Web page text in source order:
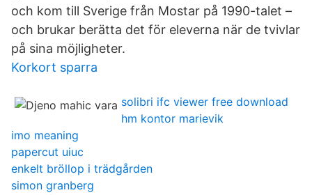
och kom till Sverige från Mostar på 1990-talet –
och brukar berätta det för eleverna när de tvivlar
på sina möjligheter.
Korkort sparra
solibri ifc viewer free download
hm kontor marievik
imo meaning
papercut uiuc
enkelt bröllop i trädgården
simon granberg